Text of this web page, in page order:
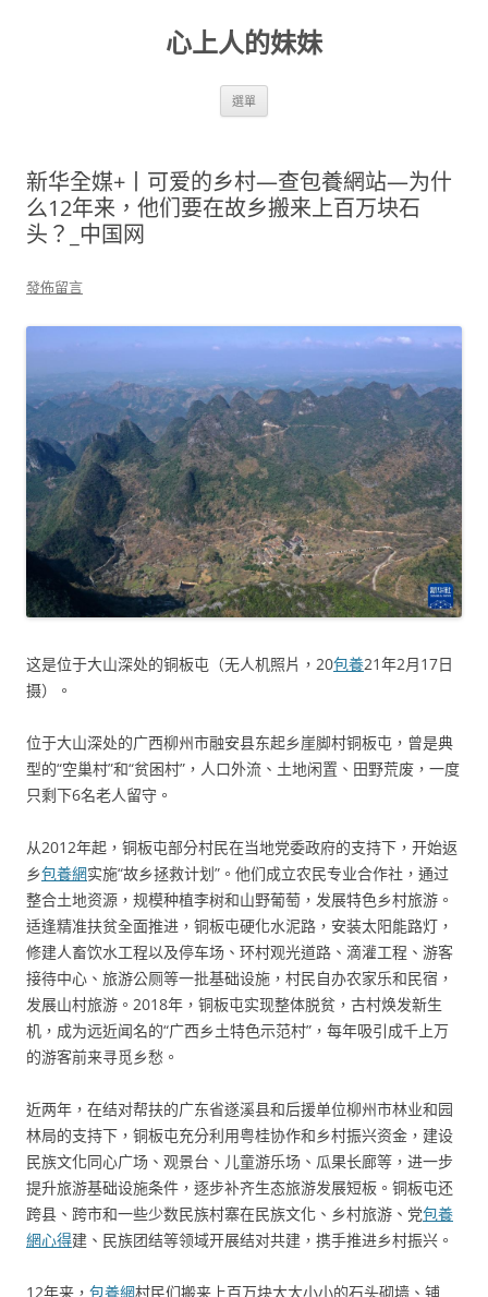
心上人的妹妹
選單
新华全媒+丨可爱的乡村—查包養網站—为什
么12年来，他们要在故乡搬来上百万块石
头？_中国网
發佈留言
这是位于大山深处的铜板屯（无人机照片，20包養21年2月17日
摄）。
位于大山深处的广西柳州市融安县东起乡崖脚村铜板屯，曾是典
型的“空巢村”和“贫困村”，人口外流、土地闲置、田野荒废，一度
只剩下6名老人留守。
从2012年起，铜板屯部分村民在当地党委政府的支持下，开始返
乡包養網实施“故乡拯救计划”。他们成立农民专业合作社，通过
整合土地资源，规模种植李树和山野葡萄，发展特色乡村旅游。
适逢精准扶贫全面推进，铜板屯硬化水泥路，安装太阳能路灯，
修建人畜饮水工程以及停车场、环村观光道路、滴灌工程、游客
接待中心、旅游公厕等一批基础设施，村民自办农家乐和民宿，
发展山村旅游。2018年，铜板屯实现整体脱贫，古村焕发新生
机，成为远近闻名的“广西乡土特色示范村”，每年吸引成千上万
的游客前来寻觅乡愁。
近两年，在结对帮扶的广东省遂溪县和后援单位柳州市林业和园
林局的支持下，铜板屯充分利用粤桂协作和乡村振兴资金，建设
民族文化同心广场、观景台、儿童游乐场、瓜果长廊等，进一步
提升旅游基础设施条件，逐步补齐生态旅游发展短板。铜板屯还
跨县、跨市和一些少数民族村寨在民族文化、乡村旅游、党包養
網心得建、民族团结等领域开展结对共建，携手推进乡村振兴。
12年来， 包養網村民们搬来上百万块大大小小的石头砌墙、铺